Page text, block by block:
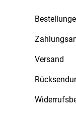
Versand